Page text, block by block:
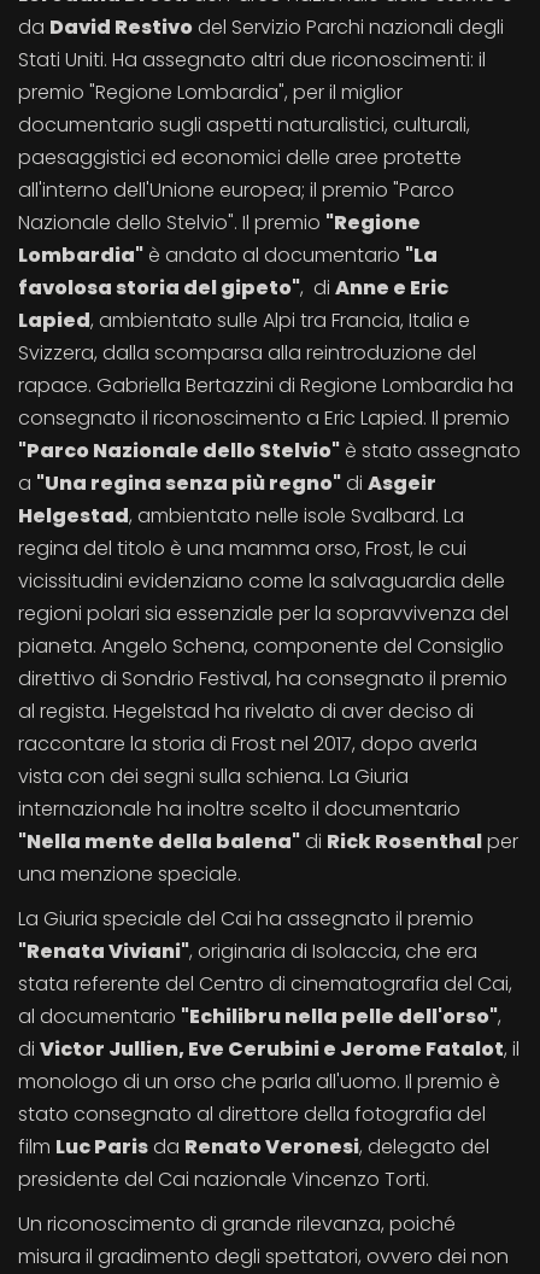
da David Restivodel Servizio Parchi nazionali degli
Stati Uniti. Ha assegnato altri due riconoscimenti: il
premio "Regione Lombardia", per il miglior
documentario sugli aspetti naturalistici, culturali,
paesaggistici ed economici delle aree protette
all'interno dell'Unione europea; il premio "Parco
Nazionale dello Stelvio". Il premio "Regione
Lombardia"è andato al documentario "La
favolosa storia del gipeto", di Anne e Eric
Lapied, ambientato sulle Alpi tra Francia, Italia e
Svizzera, dalla scomparsa alla reintroduzione del
rapace. Gabriella Bertazzini di Regione Lombardia ha
consegnato il riconoscimento a Eric Lapied. Il premio
"Parco Nazionale dello Stelvio"è stato assegnato
a "Una regina senza più regno"di Asgeir
Helgestad, ambientato nelle isole Svalbard. La
regina del titolo è una mamma orso, Frost, le cui
vicissitudini evidenziano come la salvaguardia delle
regioni polari sia essenziale per la sopravvivenza del
pianeta. Angelo Schena, componente del Consiglio
direttivo di Sondrio Festival, ha consegnato il premio
al regista. Hegelstad ha rivelato di aver deciso di
raccontare la storia di Frost nel 2017, dopo averla
vista con dei segni sulla schiena. La Giuria
internazionale ha inoltre scelto il documentario
"Nella mente della balena"di Rick Rosenthalper
una menzione speciale.
La Giuria speciale del Cai ha assegnato il premio
"Renata Viviani", originaria di Isolaccia, che era
stata referente del Centro di cinematografia del Cai,
al documentario "Echilibru nella pelle dell'orso",
di Victor Jullien, Eve Cerubini e Jerome Fatalot, il
monologo di un orso che parla all'uomo. Il premio è
stato consegnato al direttore della fotografia del
film Luc Parisda Renato Veronesi, delegato del
presidente del Cai nazionale Vincenzo Torti.
Un riconoscimento di grande rilevanza, poiché
misura il gradimento degli spettatori, ovvero dei non